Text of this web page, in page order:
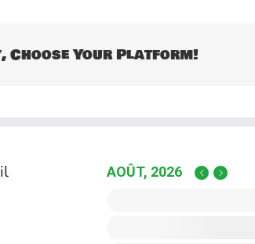
Choose Your Platform!
AOÛT, 2026